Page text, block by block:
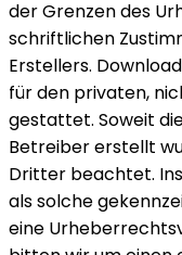
der Grenzen des
schriftlichen
Erstellers.
für den privaten,
gestattet. Soweit
Betreiber erstellt
Dritter beachtet.
als solche
eine